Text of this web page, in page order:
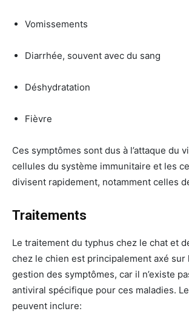
Vomissements
Diarrhée, souvent avec du sang
Déshydratation
Fièvre
Ces symptômes sont dus à l’attaque du
cellules du système immunitaire et les
divisent rapidement, notamment celles
Traitements
Le traitement du typhus chez le chat et
chez le chien est principalement axé sur
gestion des symptômes, car il n’existe
antiviral spécifique pour ces maladies.
peuvent inclure: